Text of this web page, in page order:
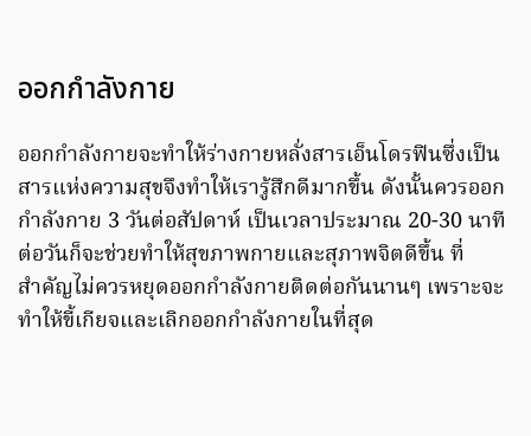
ออกกำลังกาย
ออกกำลังกายจะทำให้ร่างกายหลั่งสารเอ็นโดรฟินซึ่งเป็น
สารแห่งความสุขจึงทำให้เรารู้สึกดีมากขึ้น ดังนั้นควรออก
กำลังกาย 3 วันต่อสัปดาห์ เป็นเวลาประมาณ 20-30 นาที
ต่อวันก็จะช่วยทำให้สุขภาพกายและสุภาพจิตดีขึ้น ที่
สำคัญไม่ควรหยุดออกกำลังกายติดต่อกันนานๆ เพราะจะ
ทำให้ขี้เกียจและเลิกออกกำลังกายในที่สุด